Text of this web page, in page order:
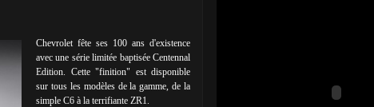
Chevrolet fête ses 100 ans d'existence
avec une série limitée baptisée Centennal
Edition. Cette "finition" est disponible
sur tous les modèles de la gamme, de la
simple C6 à la terrifiante ZR1.